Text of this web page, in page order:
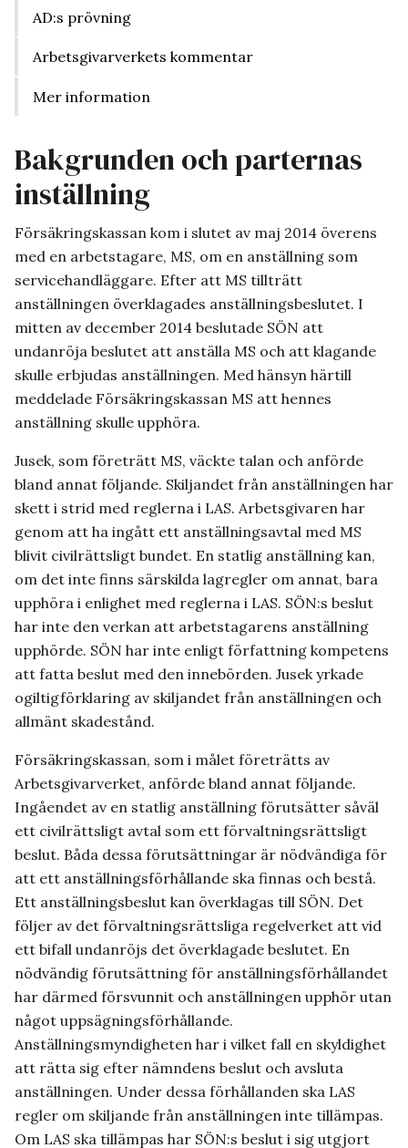
AD:s prövning
Arbetsgivarverkets kommentar
Mer information
Bakgrunden och parternas
inställning
Försäkringskassan kom i slutet av maj 2014 överens
med en arbetstagare, MS, om en anställning som
servicehandläggare. Efter att MS tillträtt
anställningen överklagades anställningsbeslutet. I
mitten av december 2014 beslutade SÖN att
undanröja beslutet att anställa MS och att klagande
skulle erbjudas anställningen. Med hänsyn härtill
meddelade Försäkringskassan MS att hennes
anställning skulle upphöra.
Jusek, som företrätt MS, väckte talan och anförde
bland annat följande. Skiljandet från anställningen har
skett i strid med reglerna i LAS. Arbetsgivaren har
genom att ha ingått ett anställningsavtal med MS
blivit civilrättsligt bundet. En statlig anställning kan,
om det inte finns särskilda lagregler om annat, bara
upphöra i enlighet med reglerna i LAS. SÖN:s beslut
har inte den verkan att arbetstagarens anställning
upphörde. SÖN har inte enligt författning kompetens
att fatta beslut med den innebörden. Jusek yrkade
ogiltigförklaring av skiljandet från anställningen och
allmänt skadestånd.
Försäkringskassan, som i målet företrätts av
Arbetsgivarverket, anförde bland annat följande.
Ingåendet av en statlig anställning förutsätter såväl
ett civilrättsligt avtal som ett förvaltningsrättsligt
beslut. Båda dessa förutsättningar är nödvändiga för
att ett anställningsförhållande ska finnas och bestå.
Ett anställningsbeslut kan överklagas till SÖN. Det
följer av det förvaltningsrättsliga regelverket att vid
ett bifall undanröjs det överklagade beslutet. En
nödvändig förutsättning för anställningsförhållandet
har därmed försvunnit och anställningen upphör utan
något uppsägningsförhållande.
Anställningsmyndigheten har i vilket fall en skyldighet
att rätta sig efter nämndens beslut och avsluta
anställningen. Under dessa förhållanden ska LAS
regler om skiljande från anställningen inte tillämpas.
Om LAS ska tillämpas har SÖN:s beslut i sig utgjort